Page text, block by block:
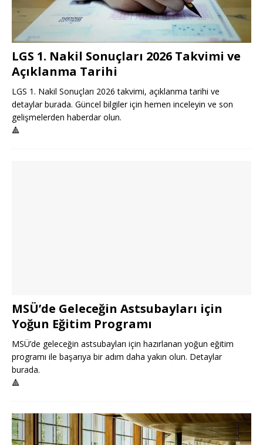
LGS 1. Nakil Sonuçları 2026 Takvimi ve
Açıklanma Tarihi
LGS 1. Nakil Sonuçları 2026 takvimi, açıklanma tarihi ve
detaylar burada. Güncel bilgiler için hemen inceleyin ve son
gelişmelerden haberdar olun.
🔺
MSÜ’de Geleceğin Astsubayları için
Yoğun Eğitim Programı
MSÜ’de geleceğin astsubayları için hazırlanan yoğun eğitim
programı ile başarıya bir adım daha yakın olun. Detaylar
burada.
🔺